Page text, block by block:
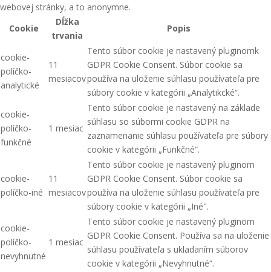
webovej stránky, a to anonymne.
Cookie
Dĺžka
trvania
Popis
cookie-
políčko-
analytické
11
mesiacov
Tento súbor cookie je nastavený pluginomk
GDPR Cookie Consent. Súbor cookie sa
používa na uloženie súhlasu používateľa pre
súbory cookie v kategórii „Analytikcké“.
cookie-
políčko-
funkčné
1 mesiac
Tento súbor cookie je nastavený na základe
súhlasu so súbormi cookie GDPR na
zaznamenanie súhlasu používateľa pre súbory
cookie v kategórii „Funkčné“.
cookie-
políčko-iné
11
mesiacov
Tento súbor cookie je nastavený pluginom
GDPR Cookie Consent. Súbor cookie sa
používa na uloženie súhlasu používateľa pre
súbory cookie v kategórii „Iné".
cookie-
políčko-
nevyhnutné
1 mesiac
Tento súbor cookie je nastavený pluginom
GDPR Cookie Consent. Používa sa na uloženie
súhlasu používateľa s ukladaním súborov
cookie v kategórii „Nevyhnutné“.